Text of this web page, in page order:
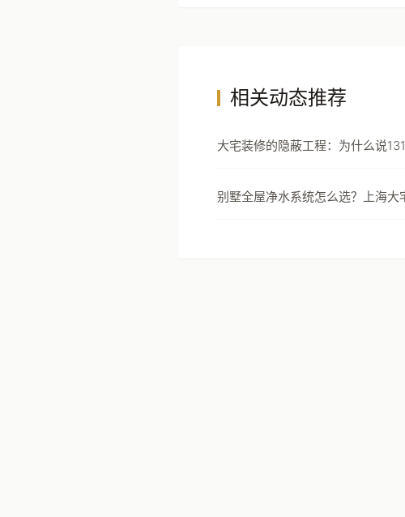
相关动态推荐
大宅装修的隐蔽工程：为什么说
别墅全屋净水系统怎么选？上海大